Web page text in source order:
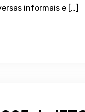
informais e […]